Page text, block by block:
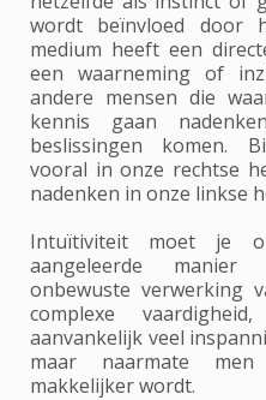
wordt beïnvloed door
medium heeft een
een waarneming of
andere mensen die
kennis gaan
beslissingen komen.
vooral in onze rechtse
nadenken in onze linkse
Intuïtiviteit moet je
aangeleerde
onbewuste verwerking
complexe
aanvankelijk veel
maar naarmate
makkelijker wordt.